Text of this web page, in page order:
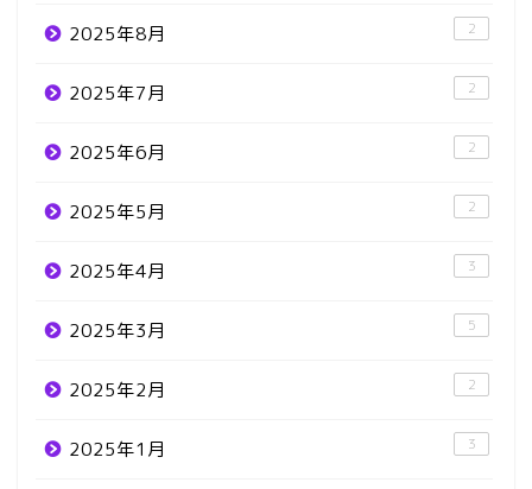
2025年8月 2
2025年7月 2
2025年6月 2
2025年5月 2
2025年4月 3
2025年3月 5
2025年2月 2
2025年1月 3